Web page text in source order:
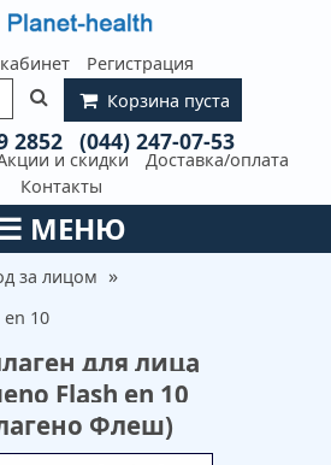
и скидки
Доставка/оплата
Контакты
Корзина пуста
Регистрация
2852 (044) 247-07-53
☰ МЕНЮ
за лицом »
en 10
для лица
Flash en 10
Флеш)